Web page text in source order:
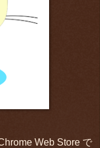
Web Store で